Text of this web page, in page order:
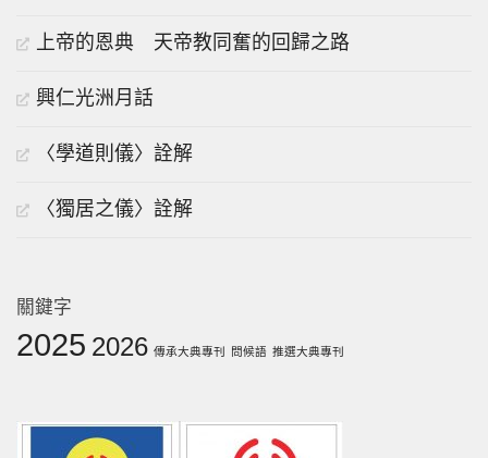
上帝的恩典 天帝教同奮的回歸之路
興仁光洲月話
〈學道則儀〉詮解
〈獨居之儀〉詮解
關鍵字
2025 2026 傳承大典專刊 問候語 推選大典專刊